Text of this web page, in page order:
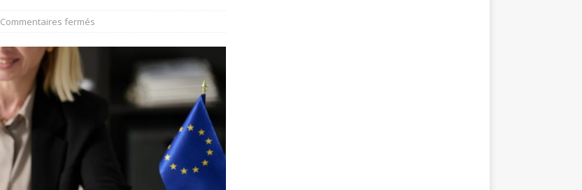
Commentaires fermés